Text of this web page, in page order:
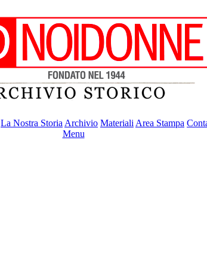
La Nostra Storia Archivio Materiali Area Stampa
Menu